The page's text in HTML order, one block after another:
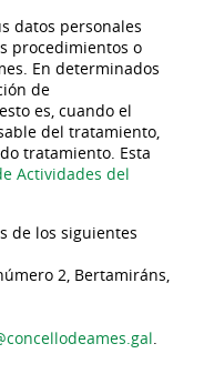
datos personales
procedimientos o
En determinados
de
es, cuando el
del tratamiento,
tratamiento. Esta
Actividades del
de los siguientes
2, Bertamiráns,
883 002.
.